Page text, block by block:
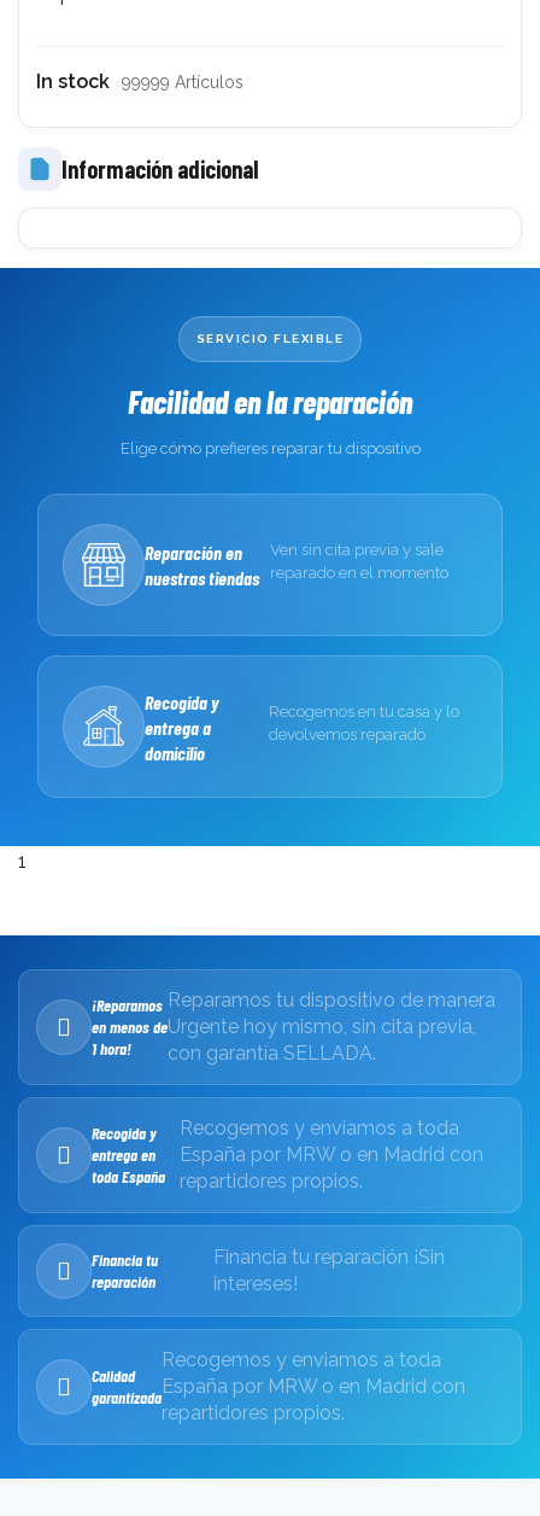
In stock 99999 Artículos
Información adicional
SERVICIO FLEXIBLE
Facilidad en la reparación
Elige cómo prefieres reparar tu dispositivo
Reparación en
nuestras tiendas
Ven sin cita previa y sale
reparado en el momento
Recogida y
entrega a
domicilio
Recogemos en tu casa y lo
devolvemos reparado
1
¡Reparamos
en menos de
1 hora!
Reparamos tu dispositivo de manera
Urgente hoy mismo, sin cita previa,
con garantía SELLADA.
Recogida y
entrega en
toda España
Recogemos y enviamos a toda
España por MRW o en Madrid con
repartidores propios.
Financia tu
reparación
Financia tu reparación ¡Sin
intereses!
Calidad
garantizada
Recogemos y enviamos a toda
España por MRW o en Madrid con
repartidores propios.